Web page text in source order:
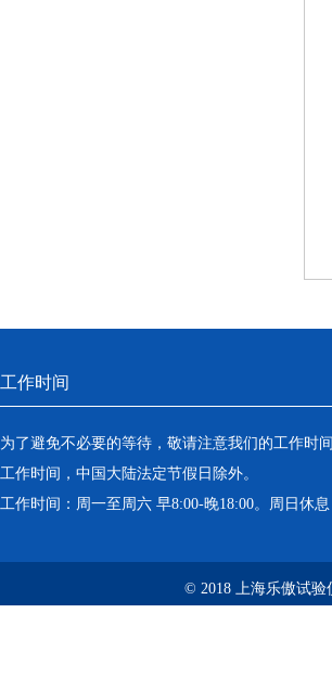
工作时间
为了避免不必要的等待，敬请注意我们的工作时
工作时间，中国大陆法定节假日除外。
工作时间：周一至周六 早8:00-晚18:00。周日休息
© 2018 上海乐傲试